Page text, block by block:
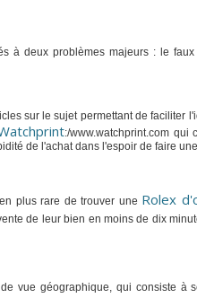
à deux problèmes majeurs : le
sur le sujet permettant de faciliter
:/www.watchprint.com
de l'achat dans l'espoir de faire
plus rare de trouver une Rolex
de leur bien en moins de dix
vue géographique, qui consiste